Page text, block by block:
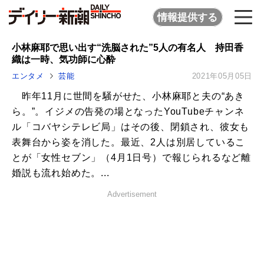
情報提供する
小林麻耶で思い出す“洗脳された”5人の有名人 持田香
織は一時、気功師に心酔
エンタメ 芸能 2021年05月05日
昨年11月に世間を騒がせた、小林麻耶と夫の“あき
ら。”。イジメの告発の場となったYouTubeチャンネ
ル「コバヤシテレビ局」はその後、閉鎖され、彼女も
表舞台から姿を消した。最近、2人は別居しているこ
とが「女性セブン」（4月1日号）で報じられるなど離
婚説も流れ始めた。...
Advertisement